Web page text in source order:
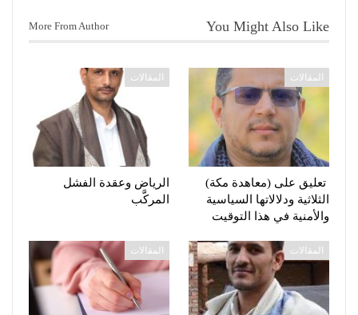
You Might Also Like
More From Author
المقالات
تعليق على (معاهدة مكة)
الثلاثية ودلالاتها السياسية
والأمنية في هذا التوقيت
المقالات
الرياض وعقدة الفشل
المركَّب
المقالات المقالات